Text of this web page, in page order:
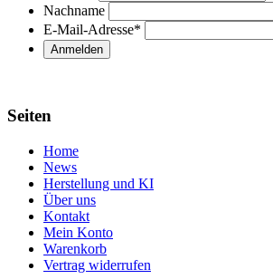
Nachname
E-Mail-Adresse*
Seiten
Home
News
Herstellung und KI
Über uns
Kontakt
Mein Konto
Warenkorb
Vertrag widerrufen